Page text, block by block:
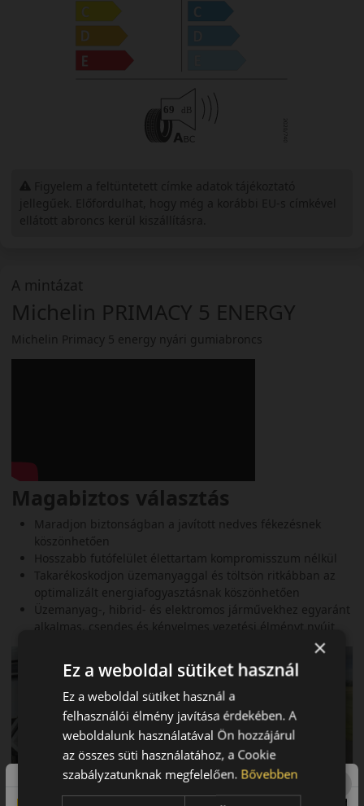
A mintázat
Michelin PRIMACY 5 ENERGY
Michelin Primacy 5 energy nyári gumiabroncs
Magabiztos választás
Maradjon biztonságban a javított nedves fékezésnek
köszönhetően
Hosszabb futófelület élettartam kompromisszum nélkül
Takarékoskodjon üzemanyaggal és töltsön ritkábban az
optimalizált energiafogyasztásnak köszönhetően
Üzemanyag-, hibrid- és elektromos járművekhez egyaránt
alkalmas, csendes és kényelmes vezetési élményt nyújt
×
Ez a weboldal sütiket használ
Ez a weboldal sütiket használ a
felhasználói élmény javítása érdekében. A
weboldalunk használatával Ön hozzájárul
az összes süti használatához, a Cookie
szabályzatunknak megfelelően. Bővebben